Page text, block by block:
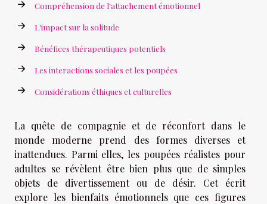
Compréhension de l'attachement émotionnel
L'impact sur la solitude
Bénéfices thérapeutiques potentiels
Les interactions sociales et les poupées
Considérations éthiques et culturelles
La quête de compagnie et de réconfort dans le
monde moderne prend des formes diverses et
inattendues. Parmi elles, les poupées réalistes pour
adultes se révèlent être bien plus que de simples
objets de divertissement ou de désir. Cet écrit
explore les bienfaits émotionnels que ces figures